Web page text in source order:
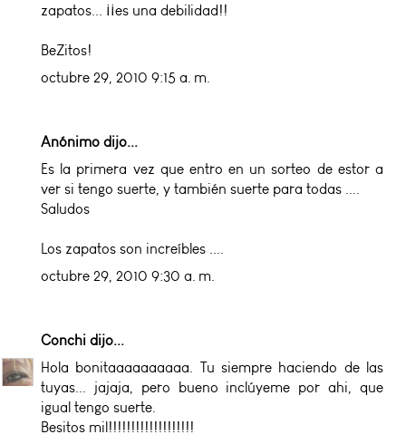
zapatos... ¡¡es una debilidad!!
BeZitos!
octubre 29, 2010 9:15 a. m.
Anónimo dijo...
Es la primera vez que entro en un sorteo de estor a
ver si tengo suerte, y también suerte para todas ....
Saludos
Los zapatos son increíbles ....
octubre 29, 2010 9:30 a. m.
Conchi dijo...
Hola bonitaaaaaaaaaa. Tu siempre haciendo de las
tuyas... jajaja, pero bueno inclúyeme por ahi, que
igual tengo suerte.
Besitos mil!!!!!!!!!!!!!!!!!!!